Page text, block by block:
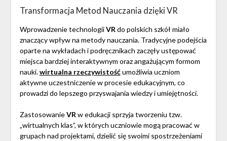
Transformacja Metod Nauczania dzięki VR
Wprowadzenie technologiiVRdo polskich szkół miało
znaczący wpływ na metody nauczania. Tradycyjne podejścia
oparte na wykładach i podręcznikach zaczęły ustępować
miejsca bardziej interaktywnym oraz angażującym formom
nauki.wirtualna rzeczywistośćumożliwia uczniom
aktywne uczestniczenie w procesie edukacyjnym, co
prowadzi do lepszego przyswajania wiedzy i umiejętności.
ZastosowanieVRw edukacji sprzyja tworzeniu tzw.
„wirtualnych klas”, w których uczniowie mogą pracować w
grupach nad projektami, dzielić się swoimi spostrzeżeniami